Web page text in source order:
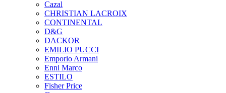
Cazal
CHRISTIAN LACROIX
CONTINENTAL
D&G
DACKOR
EMILIO PUCCI
Emporio Armani
Enni Marco
ESTILO
Fisher Price